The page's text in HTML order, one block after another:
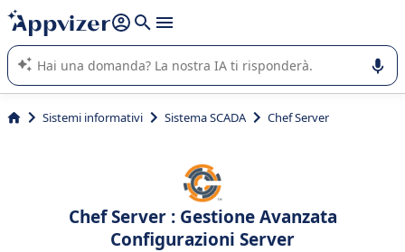
righe con
shift + enter
L'IA di Appvizer vi guida nell'utilizzo o nella scelta di un
software SaaS per la vostra azienda.
Sistemi informativi Sistema SCADA Chef Server
Chef Server : Gestione Avanzata
Configurazioni Server